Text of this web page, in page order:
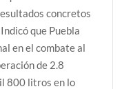
concretos
que Puebla
en el combate al
de 2.8
800 litros en lo